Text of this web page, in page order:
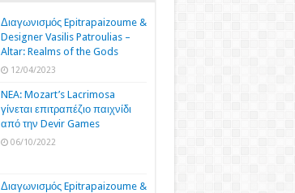
Διαγωνισμός Epitrapaizoume &
Designer Vasilis Patroulias –
Altar: Realms of the Gods
12/04/2023
NEA: Mozart’s Lacrimosa
γίνεται επιτραπέζιο παιχνίδι
από την Devir Games
06/10/2022
Διαγωνισμός Epitrapaizoume &